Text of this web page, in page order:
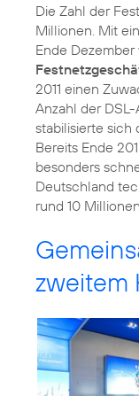
Die Zahl der
Millionen. Mit
Ende
2011 einen
Anzahl der
stabilisierte sich
Bereits Ende
besonders
Deutschland
rund 10
zweitem